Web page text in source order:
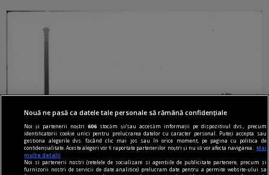
Nouă ne pasă ca datele tale personale să rămână confidențiale
Noi și partenerii noștri606 stocăm și/sau accesăm informații pe dispozitivul dvs., precum
identificatorii cookie unici pentru prelucrarea datelor cu caracter personal. Puteți accepta sau
gestiona alegerile dvs. făcând clic mai jos sau în orice moment, pe pagina cu politica de
confidențialitate. Aceste alegeri vor fi raportate partenerilor noștri și nu vă vor afecta navigarea.
Mai
multe detalii
Noi si partenerii nostri (retelele de socializare si agentiile de publicitate partenere, precum si
furnizorii nostri de servicii de date analitice) prelucram date pentru a permite website-ului sa